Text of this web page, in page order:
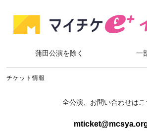
蒲田公演を除く 一
チケット情報
全公演、お問い合わせはこ